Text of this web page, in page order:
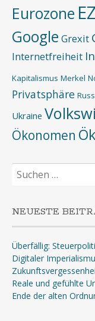
Eurozone
Google Grexit
Internetfreiheit
Kapitalismus Merkel
Privatsphäre
Ukraine
Ökonomen
Suchen
nach:
NEUESTE
Überfällig:
Digitaler
Reale und gefühlte
Ende der alten